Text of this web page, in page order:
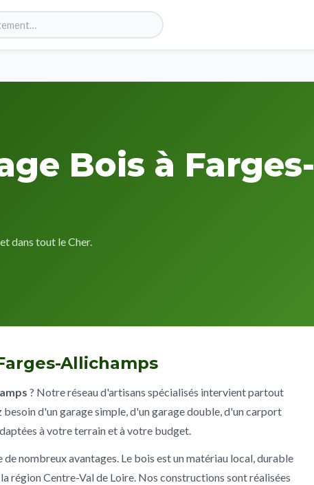
Bois à Farges-
dans tout le Cher.
Allichamps
? Notre réseau d'artisans spécialisés intervient partout
d'un garage simple, d'un garage double, d'un carport
à votre terrain et à votre budget.
nombreux avantages. Le bois est un matériau local, durable
région Centre-Val de Loire. Nos constructions sont réalisées